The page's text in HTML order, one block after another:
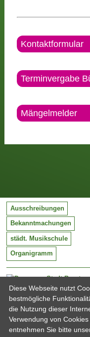
Kontaktformular
Terminvergabe
Mängelmelder
Stadt
Mittelstraße
32683
Tel:
Email:
Ausschreibungen
Bekanntmachungen
städt. Musikschule
Organigramm
Diese Webseite nutzt
bestmögliche
die Nutzung dieser
Verwendung von
entnehmen Sie bitte